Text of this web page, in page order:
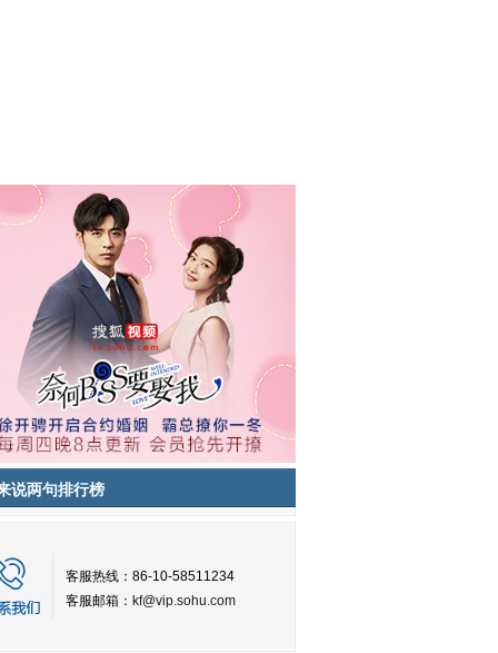
说两句排行榜
客服热线：86-10-58511234
客服邮箱： kf@vip.sohu.com